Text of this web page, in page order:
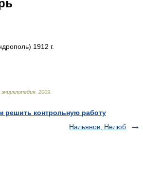
1912 г.
2009
решить контрольную работу
Нальянов, Нелюб